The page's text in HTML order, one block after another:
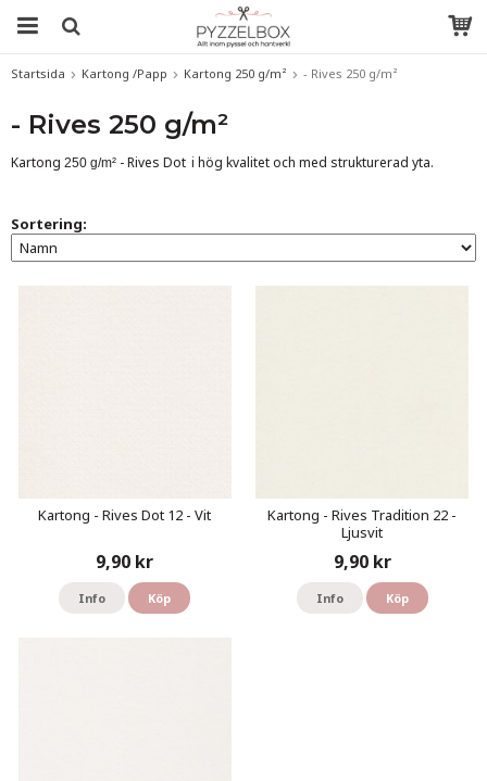
Startsida Kartong /Papp Kartong 250 g/m² - Rives 250 g/m²
- Rives 250 g/m²
Kartong 250 g/m² - Rives Dot i hög kvalitet och med strukturerad yta.
Sortering:
Kartong - Rives Dot 12 - Vit
9,90 kr
Info Köp
Kartong - Rives Tradition 22 -
Ljusvit
9,90 kr
Info Köp